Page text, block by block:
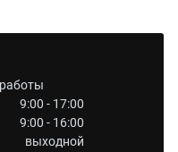
9:00 - 17:00
9:00 - 16:00
выходной